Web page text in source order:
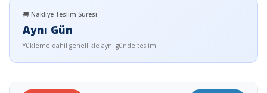
🚚 Nakliye Teslim Süresi
Aynı Gün
Yükleme dahil genellikle aynı günde teslim